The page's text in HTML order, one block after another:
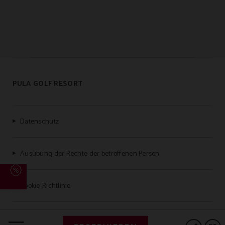
PULA GOLF RESORT
Datenschutz
Ausübung der Rechte der betroffenen Person
Cookie-Richtlinie
Legaler Hinweis / Imprint